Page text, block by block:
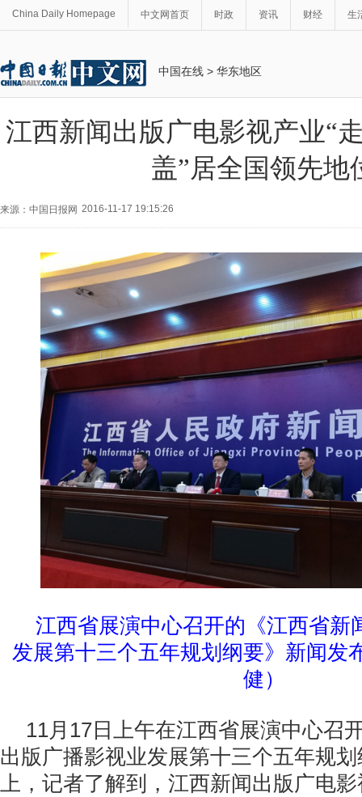
China Daily Homepage 中文网首页 时政 资讯 财经 生
中国在线 > 华东地区
江西新闻出版广电影视产业“
盖”居全国领先地
来源：中国日报网 2016-11-17 19:15:26
江西省展演中心召开的《江西省新
发展第十三个五年规划纲要》新闻发
健）
11月17日上午在江西省展演中心召
出版广播影视业发展第十三个五年规
上，记者了解到，江西新闻出版广电